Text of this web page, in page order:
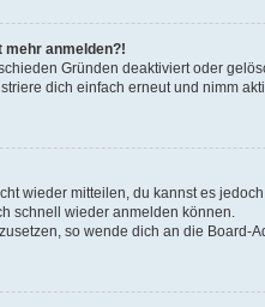
anmelden?!
Gründen deaktiviert oder
dich einfach erneut und nimm
wieder mitteilen, du kannst es
schnell wieder anmelden können.
so wende dich an die Board-